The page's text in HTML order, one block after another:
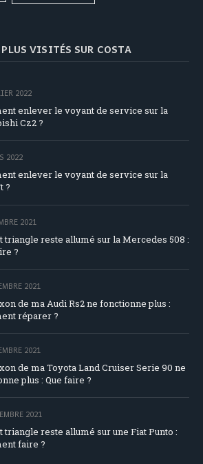
VISITÉS SUR COSTA
2022
enlever le voyant de service sur la
Cz2 ?
2022
enlever le voyant de service sur la
?
2021
triangle reste allumé sur la Mercedes 508 :
?
2021
de ma Audi Rs2 ne fonctionne plus :
réparer ?
2021
de ma Toyota Land Cruiser Serie 90 ne
plus : Que faire ?
2021
triangle reste allumé sur une Fiat Punto :
faire ?